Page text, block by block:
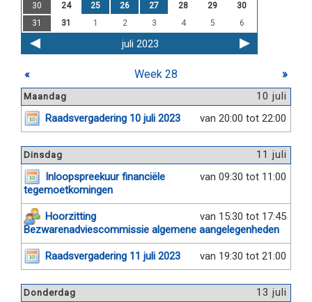
30
24 25 26 27 28 29
30
31
31 1 2 3 4 5 6
juli 2023
« Week 28 »
10 juli
Maandag
van 20:00 tot 22:00
Raadsvergadering 10 juli 2023
11 juli
Dinsdag
van 09:30 tot 11:00
Inloopspreekuur financiële
tegemoetkomingen
van 15:30 tot 17:45
Hoorzitting
Bezwarenadviescommissie algemene aangelegenheden
van 19:30 tot 21:00
Raadsvergadering 11 juli 2023
13 juli
Donderdag